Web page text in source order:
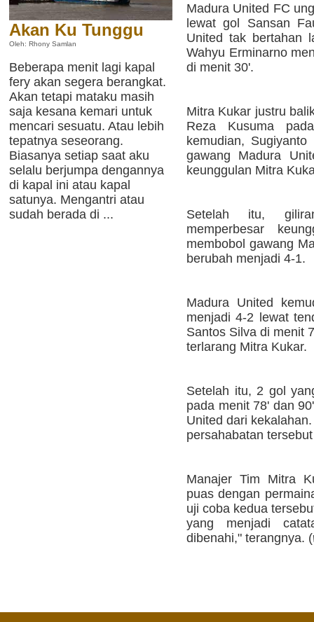
Akan Ku Tunggu
Oleh: Rhony Samlan
Beberapa menit lagi kapal
fery akan segera berangkat.
Akan tetapi mataku masih
saja kesana kemari untuk
mencari sesuatu. Atau lebih
tepatnya seseorang.
Biasanya setiap saat aku
selalu berjumpa dengannya
di kapal ini atau kapal
satunya. Mengantri atau
sudah berada di ...
Madura United FC
lewat gol Sansan
United tak bertahan
Wahyu Erminarno
di menit 30'.
Mitra Kukar justru
Reza Kusuma
kemudian,
gawang Madura
keunggulan Mitra
Setelah itu,
memperbesar
membobol gawang
berubah menjadi 4-1.
Madura United
menjadi 4-2 lewat
Santos Silva di menit
terlarang Mitra Kukar.
Setelah itu, 2 gol
pada menit 78' dan
United dari
persahabatan
Manajer Tim Mitra
puas dengan
uji coba kedua
yang menjadi
dibenahi," terangnya. (